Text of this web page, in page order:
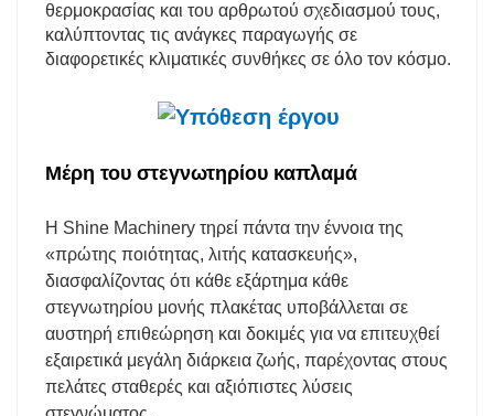
θερμοκρασίας και του αρθρωτού σχεδιασμού τους,
καλύπτοντας τις ανάγκες παραγωγής σε
διαφορετικές κλιματικές συνθήκες σε όλο τον κόσμο.
Μέρη του στεγνωτηρίου καπλαμά
Η Shine Machinery τηρεί πάντα την έννοια της
«πρώτης ποιότητας, λιτής κατασκευής»,
διασφαλίζοντας ότι κάθε εξάρτημα κάθε
στεγνωτηρίου μονής πλακέτας υποβάλλεται σε
αυστηρή επιθεώρηση και δοκιμές για να επιτευχθεί
εξαιρετικά μεγάλη διάρκεια ζωής, παρέχοντας στους
πελάτες σταθερές και αξιόπιστες λύσεις